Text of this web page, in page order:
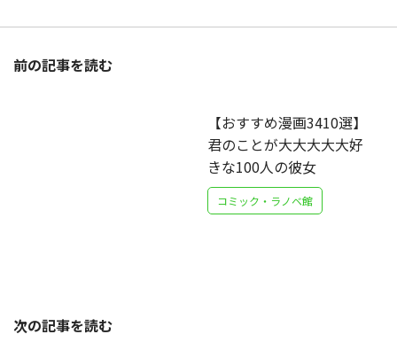
前の記事を読む
【おすすめ漫画3410選】
君のことが大大大大大好
きな100人の彼女
コミック・ラノベ館
次の記事を読む